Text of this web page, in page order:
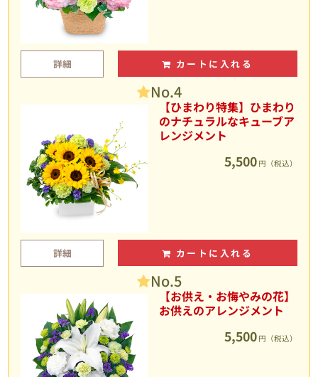
詳細 カートに入れる
No.4
【ひまわり特集】ひまわり
のナチュラルなキューブア
レンジメント
5,500 円（税込）
詳細 カートに入れる
No.5
【お供え・お悔やみの花】
お供えのアレンジメント
5,500 円（税込）